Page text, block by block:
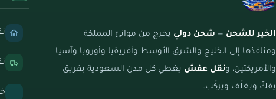
الخير للشحن — شحن دولي يخرج من موانئ المملكة
ومنافذها إلى الخليج والشرق الأوسط وأفريقيا وأوروبا وآسيا
والأمريكتين، ونقل عفش يغطي كل مدن السعودية بفريق
يفكّ ويغلّف ويركّب.